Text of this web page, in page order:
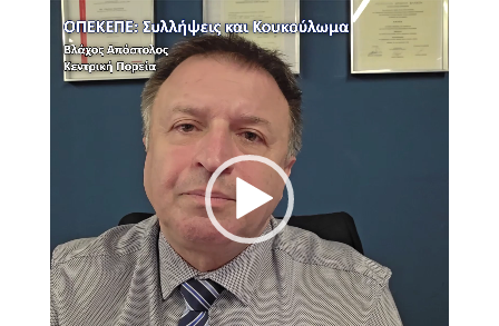
Πρόγραμμα
Αναπαραγωγής
Βίντεο